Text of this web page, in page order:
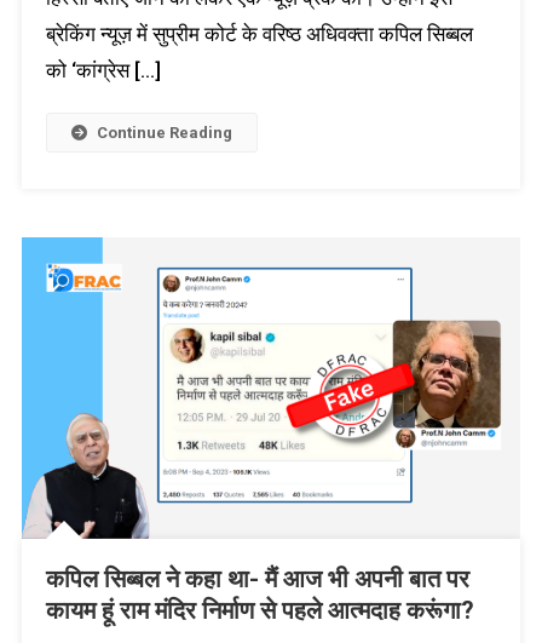
ब्रेकिंग न्यूज़ में सुप्रीम कोर्ट के वरिष्ठ अधिवक्ता कपिल सिब्बल
को ‘कांग्रेस […]
Continue Reading
कपिल सिब्बल ने कहा था- मैं आज भी अपनी बात पर
कायम हूं राम मंदिर निर्माण से पहले आत्मदाह करूंगा?